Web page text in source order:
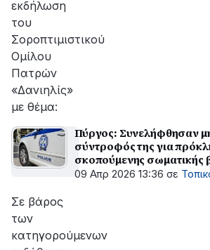
εκδήλωση
του
Σοροπτιμιστικού
Ομίλου
Πατρών
«Δανιηλίς»
με θέμα:
Πύργος: Συνελήφθησαν
σύντροφός της για
σκοπούμενης σωματικής
09 Απρ 2026 13:36 σε
Σε βάρος
των
κατηγορούμενων